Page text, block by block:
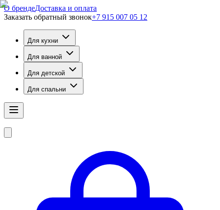
О брендеДоставка и оплата
Заказать обратный звонок+7 915 007 05 12
Для кухни
Для ванной
Для детской
Для спальни